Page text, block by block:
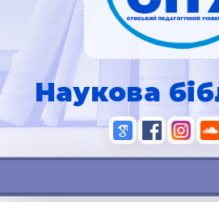
Наукова